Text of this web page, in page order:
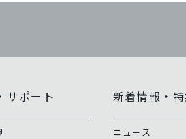
サポート 新着情報・
ニュース